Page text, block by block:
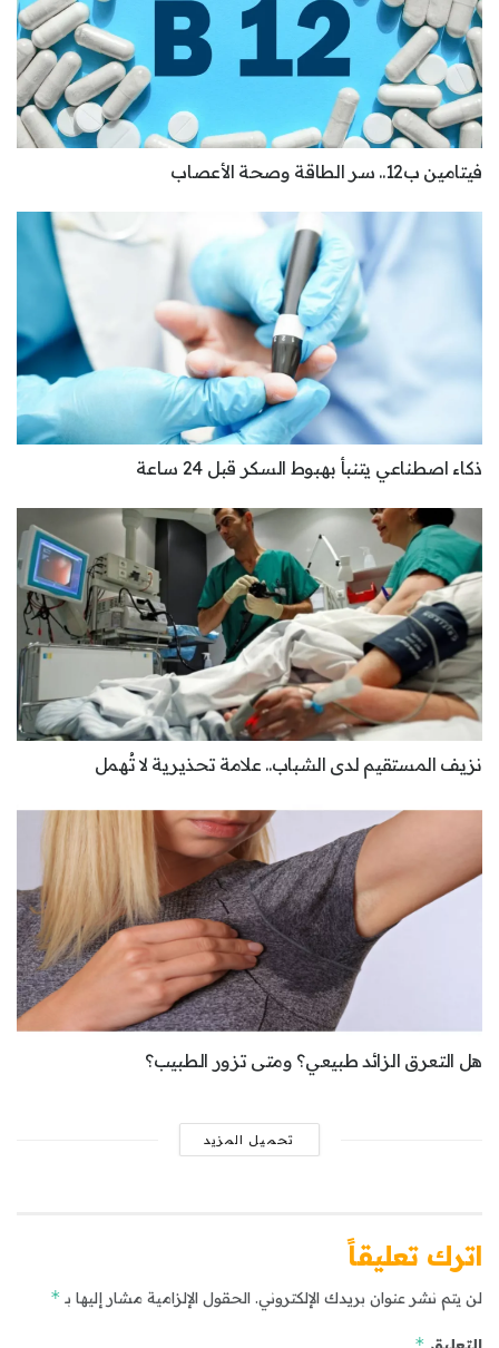
فيتامين ب12.. سر الطاقة وصحة الأعصاب
ذكاء اصطناعي يتنبأ بهبوط السكر قبل 24 ساعة
نزيف المستقيم لدى الشباب.. علامة تحذيرية لا تُهمل
هل التعرق الزائد طبيعي؟ ومتى تزور الطبيب؟
تحميل المزيد
اترك تعليقاً
لن يتم نشر عنوان بريدك الإلكتروني. الحقول الإلزامية مشار إليها بـ *